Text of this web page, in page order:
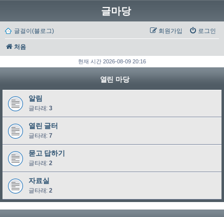
글마당
글걸이(블로그) 로그인
회원가입
처음
현재 시간 2026-08-09 20:16
열린 마당
알림
글타래: 3
열린 글터
글타래: 7
묻고 답하기
글타래: 2
자료실
글타래: 2